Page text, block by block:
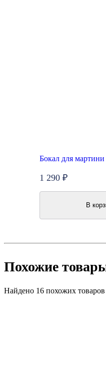
Бокал для мартини
1 290 ₽
В
Похожие
Найдено 16 похожих товаров